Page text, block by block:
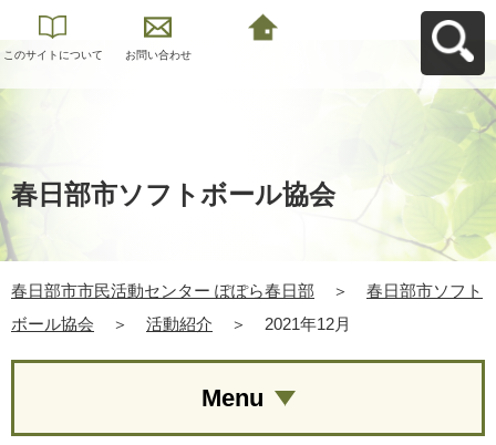
このサイトについて お問い合わせ
春日部市ソフトボール協会
春日部市市民活動センター ぽぽら春日部 ＞
春日部市ソフト
ボール協会
＞ 活動紹介 ＞ 2021年12月
Menu